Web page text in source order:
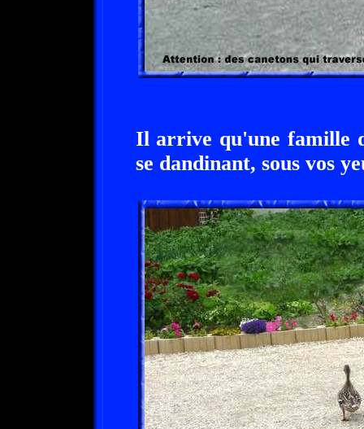
Il arrive qu'une famille
se dandinant, sous vos